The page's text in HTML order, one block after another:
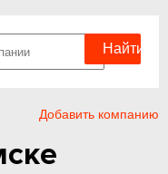
Добавить компанию